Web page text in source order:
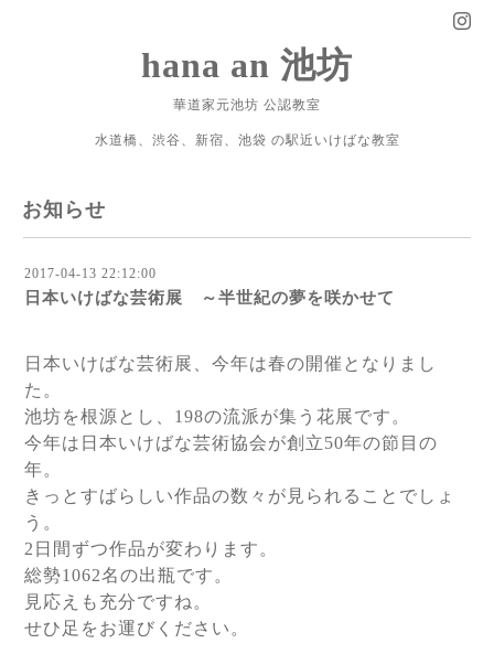
hana an 池坊
華道家元池坊 公認教室
水道橋、渋谷、新宿、池袋 の駅近いけばな教室
お知らせ
2017-04-13 22:12:00
日本いけばな芸術展 ～半世紀の夢を咲かせて
日本いけばな芸術展、今年は春の開催となりまし
た。
池坊を根源とし、198の流派が集う花展です。
今年は日本いけばな芸術協会が創立50年の節目の
年。
きっとすばらしい作品の数々が見られることでしょ
う。
2日間ずつ作品が変わります。
総勢1062名の出瓶です。
見応えも充分ですね。
せひ足をお運びください。